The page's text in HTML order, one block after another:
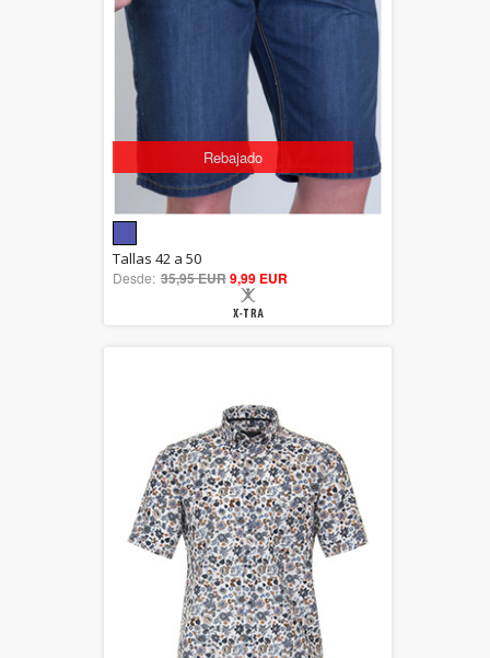
Rebajado
out of 5
Tallas 42 a 50
Desde: 35,95 EUR9,99 EUR